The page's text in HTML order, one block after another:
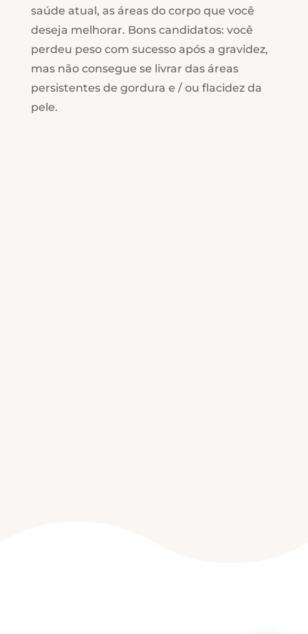
saúde atual, as áreas do corpo que você
deseja melhorar. Bons candidatos: você
perdeu peso com sucesso após a gravidez,
mas não consegue se livrar das áreas
persistentes de gordura e / ou flacidez da
pele.